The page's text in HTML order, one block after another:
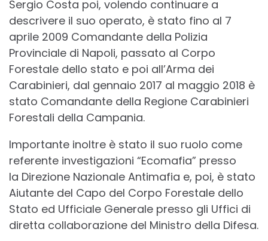
Sergio Costa poi, volendo continuare a
descrivere il suo operato, è stato fino al 7
aprile 2009 Comandante della Polizia
Provinciale di Napoli, passato al Corpo
Forestale dello stato e poi all’Arma dei
Carabinieri, dal gennaio 2017 al maggio 2018 è
stato Comandante della Regione Carabinieri
Forestali della Campania.
Importante inoltre è stato il suo ruolo come
referente investigazioni “Ecomafia” presso
la Direzione Nazionale Antimafia e, poi, è stato
Aiutante del Capo del Corpo Forestale dello
Stato ed Ufficiale Generale presso gli Uffici di
diretta collaborazione del Ministro della Difesa.